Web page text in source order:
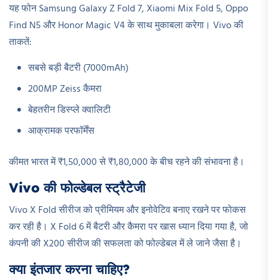
यह फोन Samsung Galaxy Z Fold 7, Xiaomi Mix Fold 5, Oppo
Find N5 और Honor Magic V4 के साथ मुकाबला करेगा। Vivo की
ताकतें:
सबसे बड़ी बैटरी (7000mAh)
200MP Zeiss कैमरा
बेहतरीन डिस्प्ले क्वालिटी
आक्रामक परफॉर्मेंस
कीमत भारत में ₹1,50,000 से ₹1,80,000 के बीच रहने की संभावना है।
Vivo की फोल्डेबल स्ट्रैटेजी
Vivo X Fold सीरीज को प्रीमियम और इनोवेटिव बनाए रखने पर फोकस
कर रही है। X Fold 6 में बैटरी और कैमरा पर खास ध्यान दिया गया है, जो
कंपनी की X200 सीरीज की सफलता को फोल्डेबल में ले जाने जैसा है।
क्या इंतजार करना चाहिए?